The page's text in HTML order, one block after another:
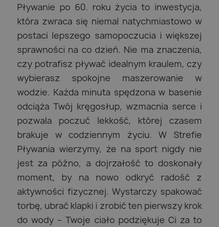
Pływanie po 60. roku życia to inwestycja,
która zwraca się niemal natychmiastowo w
postaci lepszego samopoczucia i większej
sprawności na co dzień. Nie ma znaczenia,
czy potrafisz pływać idealnym kraulem, czy
wybierasz spokojne maszerowanie w
wodzie. Każda minuta spędzona w basenie
odciąża Twój kręgosłup, wzmacnia serce i
pozwala poczuć lekkość, której czasem
brakuje w codziennym życiu. W Strefie
Pływania wierzymy, że na sport nigdy nie
jest za późno, a dojrzałość to doskonały
moment, by na nowo odkryć radość z
aktywności fizycznej. Wystarczy spakować
torbę, ubrać klapki i zrobić ten pierwszy krok
do wody – Twoje ciało podziękuje Ci za to